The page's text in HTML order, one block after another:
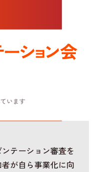
テーション審査を
が自ら事業化に向